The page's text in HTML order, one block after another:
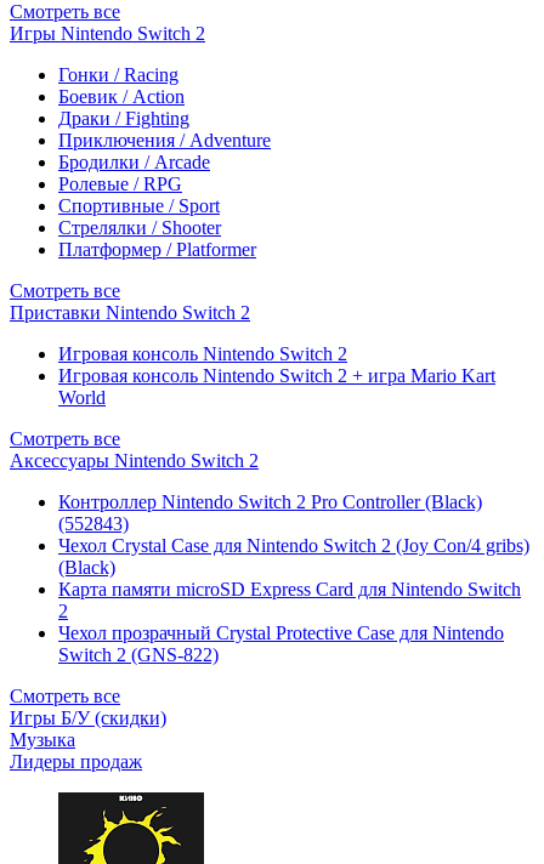
Смотреть все
Игры Nintendo Switch 2
Гонки / Racing
Боевик / Action
Драки / Fighting
Приключения / Adventure
Бродилки / Arcade
Ролевые / RPG
Спортивные / Sport
Стрелялки / Shooter
Платформер / Platformer
Смотреть все
Приставки Nintendo Switch 2
Игровая консоль Nintendo Switch 2
Игровая консоль Nintendo Switch 2 + игра Mario Kart
World
Смотреть все
Аксессуары Nintendo Switch 2
Контроллер Nintendo Switch 2 Pro Controller (Black)
(552843)
Чехол Сrystal Сase для Nintendo Switch 2 (Joy Con/4 gribs)
(Black)
Карта памяти microSD Express Card для Nintendo Switch
2
Чехол прозрачный Crystal Protective Case для Nintendo
Switch 2 (GNS-822)
Смотреть все
Игры Б/У (скидки)
Музыка
Лидеры продаж